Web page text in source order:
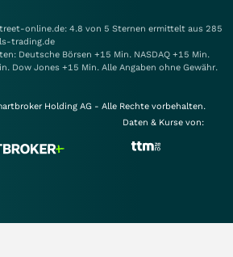
online.de: 4.8 von 5 Sternen ermittelt aus 285
trading.de
Deutsche Börsen +15 Min. NASDAQ +15 Min.
Dow Jones +15 Min. Alle Angaben ohne Gewähr.
Holding AG - Alle Rechte vorbehalten.
Daten & Kurse von: